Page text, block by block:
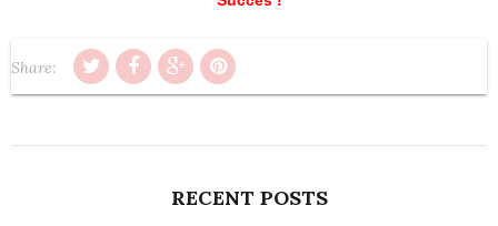
Share:
RECENT POSTS